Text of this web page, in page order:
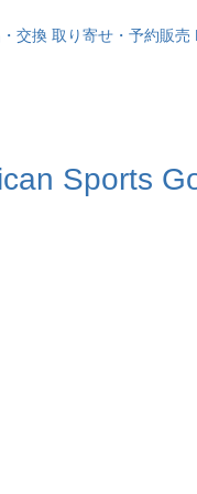
交換 取り寄せ・予約販売